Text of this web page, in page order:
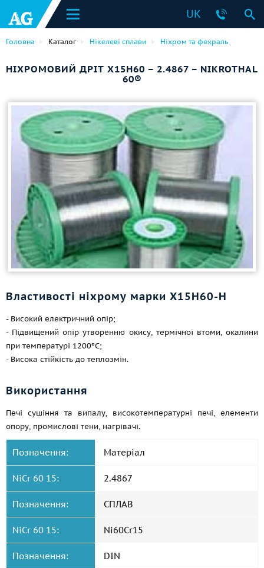
UK
Головна Каталог Нікелеві сплави Ніхром та фехраль
НІХРОМОВИЙ ДРІТ Х15Н60 – 2.4867 – NIKROTHAL
60®
Властивості ніхрому марки Х15Н60-Н
- Високий електричний опір;
- Підвищений опір утворенню окису, термічної втоми, окалини
при температурі 1200ºС;
- Висока стійкість до теплозмін.
Використання
Печі сушіння та випалу, високотемпературні печі, елементи
опору, промислові тени, нагрівачі.
Позначення: Матеріал
NiCr 60 15: 2.4867
Позначення: СПЛАВ
NiCr 60 15: Ni60Cr15
Позначення: DIN